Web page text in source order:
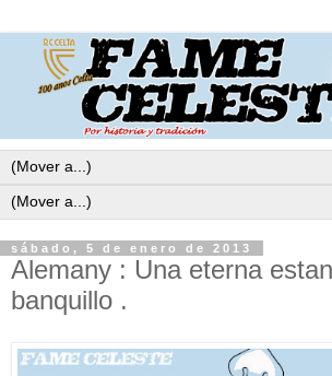
sábado, 5 de enero de 2013
Alemany : Una eterna
banquillo .